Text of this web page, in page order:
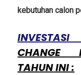
kebutuhan calon
INVESTASI
CHANGE
TAHUN INI :